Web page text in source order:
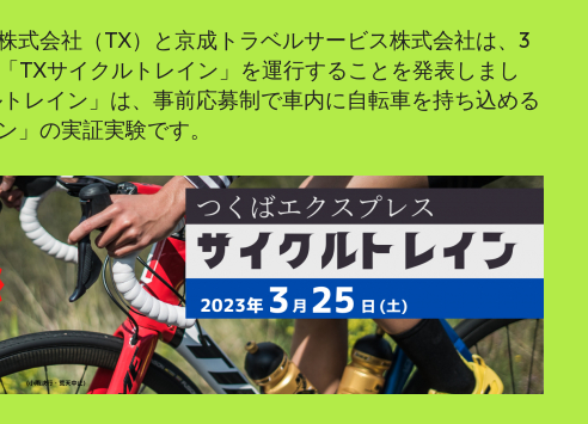
式会社（TX）と京成トラベルサービス株式会社は、3
TXサイクルトレイン」を運行することを発表しまし
レイン」は、事前応募制で車内に自転車を持ち込める
」の実証実験です。